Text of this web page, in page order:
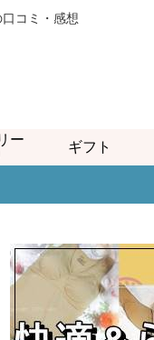
コミ・感想
ー
ギフト